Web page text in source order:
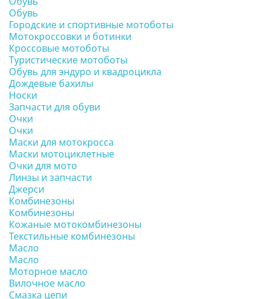
Обувь
Городские и спортивные мотоботы
Мотокроссовки и ботинки
Кроссовые мотоботы
Туристические мотоботы
Обувь для эндуро и квадроцикла
Дождевые бахилы
Носки
Запчасти для обуви
Очки
Очки
Маски для мотокросса
Маски мотоциклетные
Очки для мото
Линзы и запчасти
Джерси
Комбинезоны
Комбинезоны
Кожаные мотокомбинезоны
Текстильные комбинезоны
Масло
Масло
Моторное масло
Вилочное масло
Смазка цепи